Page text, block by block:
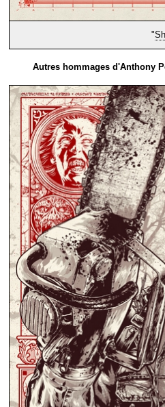
"
Autres hommages d'Anthony